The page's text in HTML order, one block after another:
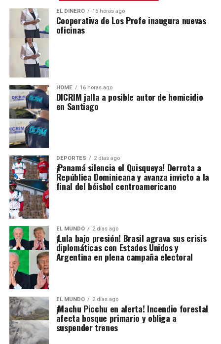
EL DINERO 16 horas ago
Cooperativa de Los Profe inaugura nuevas
oficinas
HOME 16 horas ago
DICRIM jalla a posible autor de homicidio
en Santiago
DEPORTES 2 días ago
¡Panamá silencia el Quisqueya! Derrota a
República Dominicana y avanza invicto a la
final del béisbol centroamericano
EL MUNDO 2 días ago
¡Lula bajo presión! Brasil agrava sus crisis
diplomáticas con Estados Unidos y
Argentina en plena campaña electoral
EL MUNDO 2 días ago
¡Machu Picchu en alerta! Incendio forestal
afecta bosque primario y obliga a
suspender trenes